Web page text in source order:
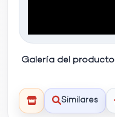
Galería del producto
Similares